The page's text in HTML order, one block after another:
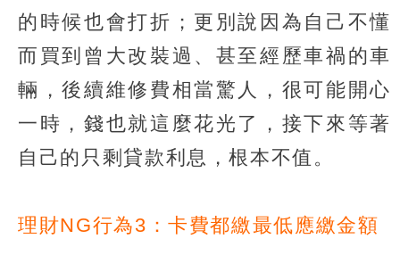
的時候也會打折；更別說因為自己不懂
而買到曾大改裝過、甚至經歷車禍的車
輛，後續維修費相當驚人，很可能開心
一時，錢也就這麼花光了，接下來等著
自己的只剩貸款利息，根本不值。
理財NG行為3：卡費都繳最低應繳金額